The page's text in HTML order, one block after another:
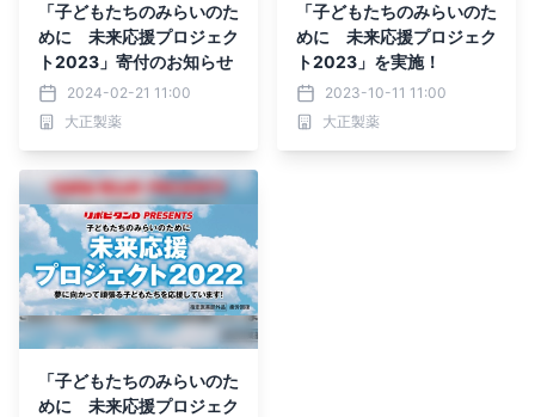
「子どもたちのみらいのた
めに 未来応援プロジェク
ト2023」寄付のお知らせ
2024-02-21 11:00
大正製薬
「子どもたちのみらいのた
めに 未来応援プロジェク
ト2023」を実施！
2023-10-11 11:00
大正製薬
「子どもたちのみらいのた
めに 未来応援プロジェク